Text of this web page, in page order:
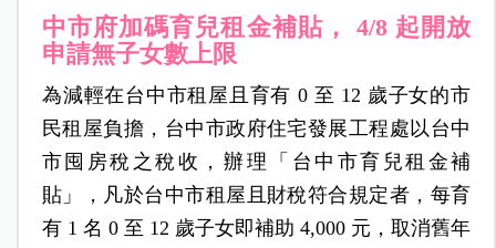
中市府加碼育兒租金補貼， 4/8 起開放
申請無子女數上限
為減輕在台中市租屋且育有 0 至 12 歲子女的市
民租屋負擔，台中市政府住宅發展工程處以台中
市囤房稅之稅收，辦理「台中市育兒租金補
貼」，凡於台中市租屋且財稅符合規定者，每育
有 1 名 0 至 12 歲子女即補助 4,000 元，取消舊年